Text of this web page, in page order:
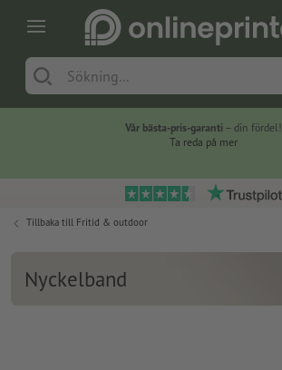
Vår bästa-pris-garanti – din fördel!
Ta reda på mer
Tillbaka till Fritid & outdoor
Nyckelband